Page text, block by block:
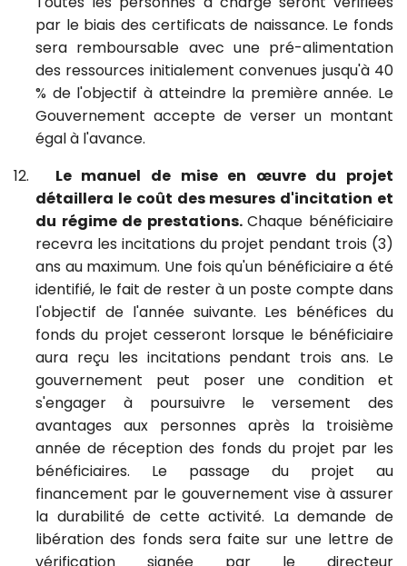
par le biais des certificats de naissance. Le fonds
sera remboursable avec une pré-alimentation
des ressources initialement convenues jusqu'à 40
% de l'objectif à atteindre la première année. Le
Gouvernement accepte de verser un montant
égal à l'avance.
12.
Le manuel de mise en œuvre du projet
détaillera le coût des mesures d'incitation et
du régime de prestations.Chaque bénéficiaire
recevra les incitations du projet pendant trois (3)
ans au maximum. Une fois qu'un bénéficiaire a été
identifié, le fait de rester à un poste compte dans
l'objectif de l'année suivante. Les bénéfices du
fonds du projet cesseront lorsque le bénéficiaire
aura reçu les incitations pendant trois ans. Le
gouvernement peut poser une condition et
s'engager à poursuivre le versement des
avantages aux personnes après la troisième
année de réception des fonds du projet par les
bénéficiaires. Le passage du projet au
financement par le gouvernement vise à assurer
la durabilité de cette activité. La demande de
libération des fonds sera faite sur une lettre de